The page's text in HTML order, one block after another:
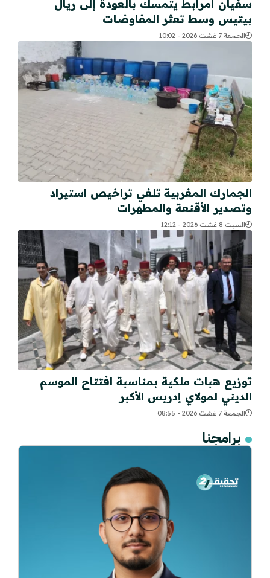
سفيان أمرابط يتمسك بالعودة إلى ريال
بيتيس وسط تعثر المفاوضات
الجمعة 7 غشت 2026 - 10:02
الجمارك المغربية تلغي تراخيص استيراد
وتصدير الأقنعة والمطهرات
السبت 8 غشت 2026 - 12:12
توزيع هبات ملكية بمناسبة افتتاح الموسم
الديني لمولاي إدريس الأكبر
الجمعة 7 غشت 2026 - 08:55
برامجنا